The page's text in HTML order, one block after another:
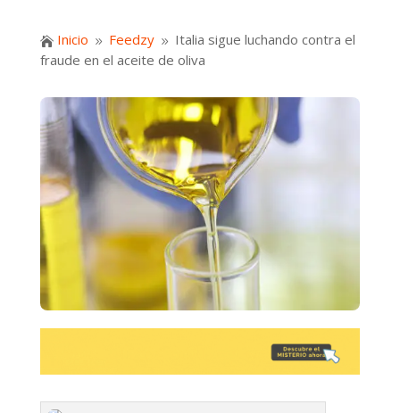
 Inicio 9 Feedzy 9 Italia sigue luchando contra el
fraude en el aceite de oliva